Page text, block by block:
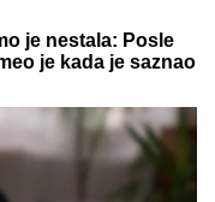
najskuplje
preminuo